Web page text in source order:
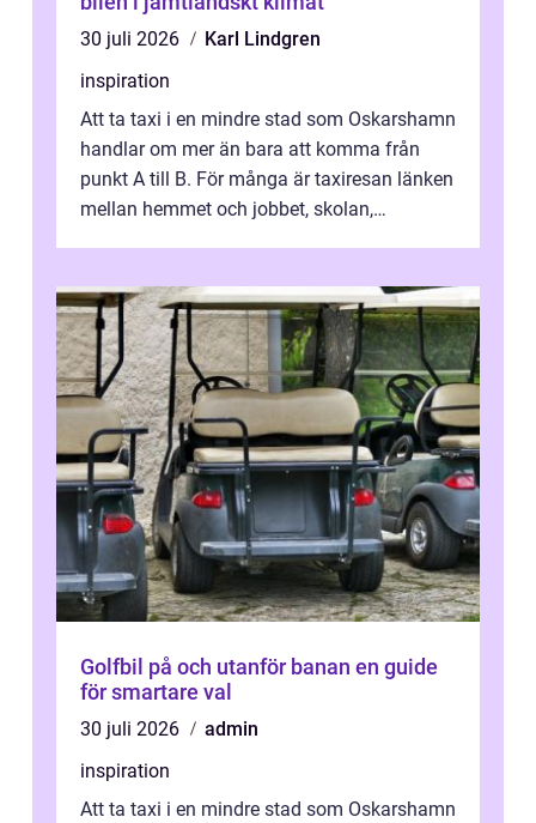
30 juli 2026
Karl Lindgren
inspiration
Att ta taxi i en mindre stad som Oskarshamn
handlar om mer än bara att komma från
punkt A till B. För många är taxiresan länken
mellan hemmet och jobbet, skolan,
Golfbil på och utanför banan en guide
för smartare val
30 juli 2026
admin
inspiration
Att ta taxi i en mindre stad som Oskarshamn